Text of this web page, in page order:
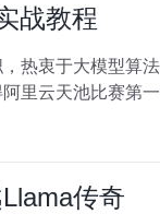
战教程
衷于大模型算
里云天池比赛第
传奇